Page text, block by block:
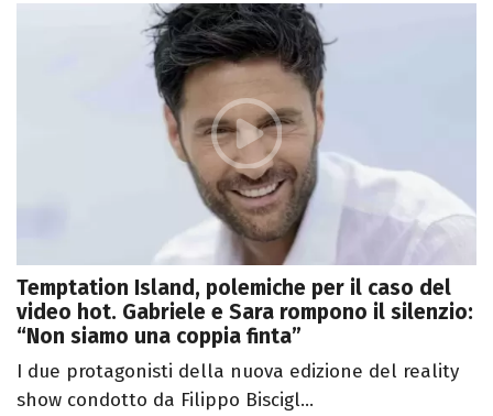
Temptation Island, polemiche per il caso del
video hot. Gabriele e Sara rompono il silenzio:
“Non siamo una coppia finta”
I due protagonisti della nuova edizione del reality
show condotto da Filippo Biscigl...